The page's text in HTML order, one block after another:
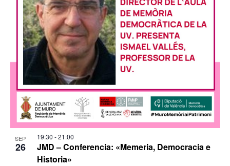
SEP
26
JMD – Conferencia: «Memeria, Democracia e
Historia»
19:30 -21:00